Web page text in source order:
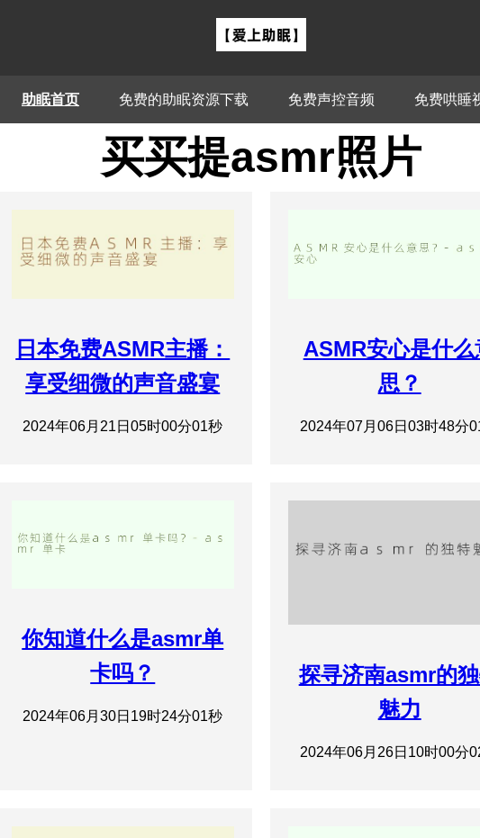
助眠首页 免费的助眠资源下载 免费声控音频 免费哄睡
买买提asmr照片
日本免费ASMR主播：
享受细微的声音盛宴
2024年06月21日05时00分01秒
ASMR安心是什么
思？
2024年07月06日03时48分
你知道什么是asmr单
卡吗？
2024年06月30日19时24分01秒
探寻济南asmr的
魅力
2024年06月26日10时00分